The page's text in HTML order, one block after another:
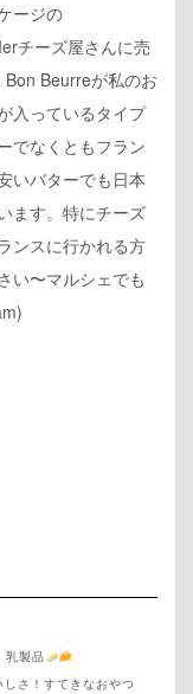
ージの
チーズ屋さんに売
Beurreが私のお
入っているタイプ
でなくともフラン
いバターでも日本
ます。特にチーズ
ンスに行かれる方
い〜マルシェでも
乳製品
さ！すてきなおやつ